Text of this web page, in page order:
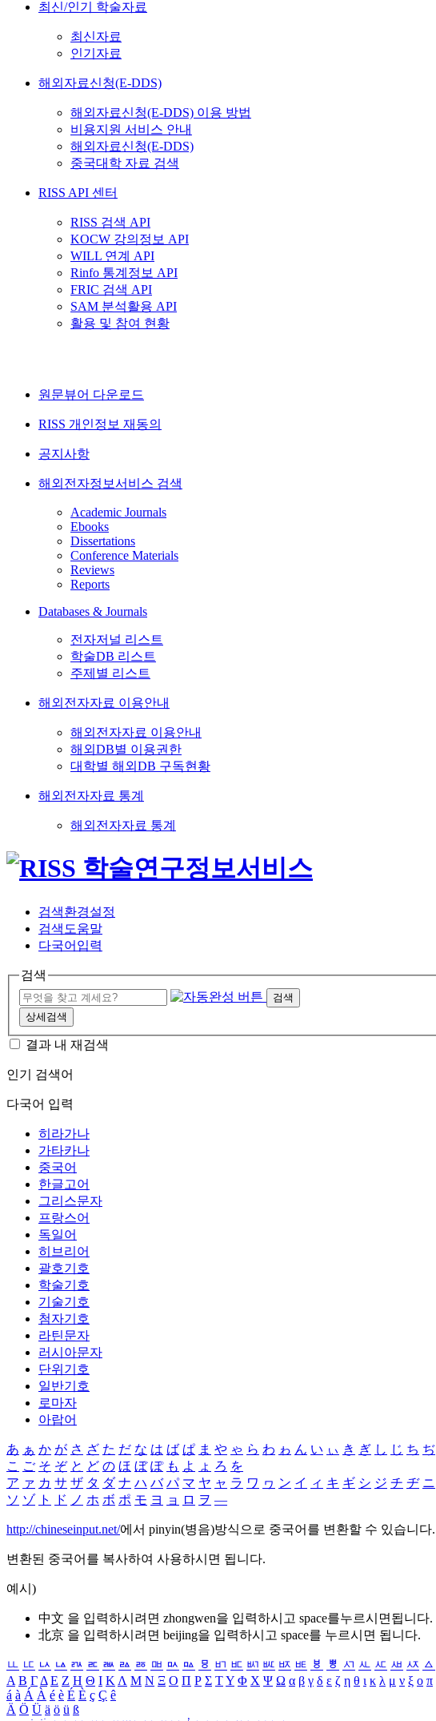
최신/인기 학술자료
최신자료
인기자료
해외자료신청(E-DDS)
해외자료신청(E-DDS) 이용 방법
비용지원 서비스 안내
해외자료신청(E-DDS)
중국대학 자료 검색
RISS API 센터
RISS 검색 API
KOCW 강의정보 API
WILL 연계 API
Rinfo 통계정보 API
FRIC 검색 API
SAM 분석활용 API
활용 및 참여 현황
원문뷰어 다운로드
RISS 개인정보 재동의
공지사항
해외전자정보서비스 검색
Academic Journals
Ebooks
Dissertations
Conference Materials
Reviews
Reports
Databases & Journals
전자저널 리스트
학술DB 리스트
주제별 리스트
해외전자자료 이용안내
해외전자자료 이용안내
해외DB별 이용권한
대학별 해외DB 구독현황
해외전자자료 통계
해외전자자료 통계
검색환경설정
검색도움말
다국어입력
검색
검색
상세검색
결과 내 재검색
인기 검색어
다국어 입력
히라가나
가타카나
중국어
한글고어
그리스문자
프랑스어
독일어
히브리어
괄호기호
학술기호
기술기호
첨자기호
라틴문자
러시아문자
단위기호
일반기호
로마자
아랍어
あ ぁ か が さ ざ た だ な は ば ぱ ま や ゃ ら わ ゎ ん い ぃ き ぎ し じ ち ぢ
こ ご そ ぞ と ど の ほ ぼ ぽ も よ ょ ろ を
ア ァ カ サ ザ タ ダ ナ ハ バ パ マ ヤ ャ ラ ワ ヮ ン イ ィ キ ギ シ ジ チ ヂ ニ
ソ ゾ ト ド ノ ホ ボ ポ モ ヨ ョ ロ ヲ ―
http://chineseinput.net/에서 pinyin(병음)방식으로 중국어를 변환할 수 있습니다.
변환된 중국어를 복사하여 사용하시면 됩니다.
예시)
中文 을 입력하시려면 zhongwen을 입력하시고 space를누르시면됩니다.
北京 을 입력하시려면 beijing을 입력하시고 space를 누르시면 됩니다.
ㅥ ㅦ ㅧ ㅨ ㅩ ㅪ ㅫ ㅬ ㅭ ㅮ ㅯ ㅰ ㅱ ㅲ ㅳ ㅴ ㅵ ㅶ ㅷ ㅸ ㅹ ㅺ ㅻ ㅼ ㅽ ㅾ ㅿ
Α Β ΓΔ Ε Ζ Η Θ Ι ΚΛ Μ Ν Ξ Ο Π Ρ Σ ΤΥ Φ Χ Ψ Ω α β γ δ ε ζ η θ ι κ λ μ ν ξ ο π
á à Á À é è É È ç Ç ê
Ä Ö Ü ä ö ü ß